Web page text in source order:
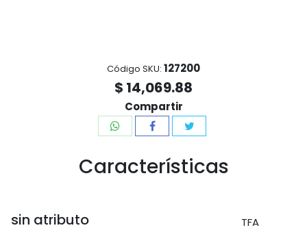
Código SKU: 127200
$ 14,069.88
Compartir
Características
sin atributo TFA